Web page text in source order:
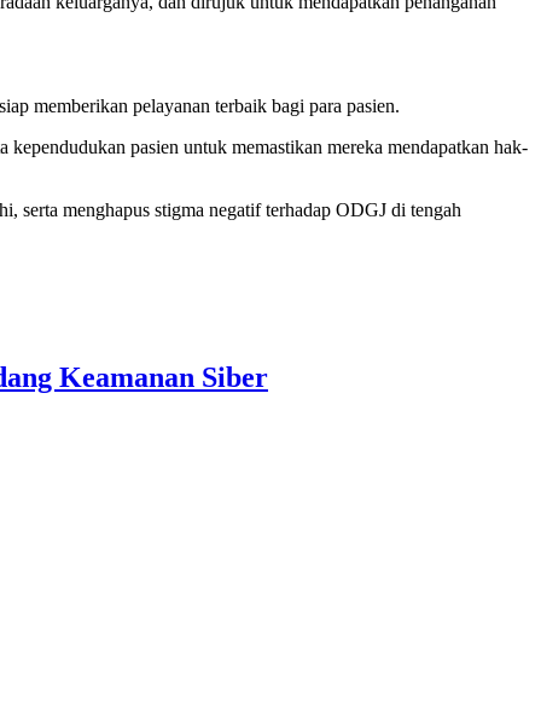
memberikan pelayanan terbaik bagi para pasien.
pasien untuk memastikan mereka mendapatkan hak-
serta menghapus stigma negatif terhadap ODGJ di tengah
Keamanan Siber